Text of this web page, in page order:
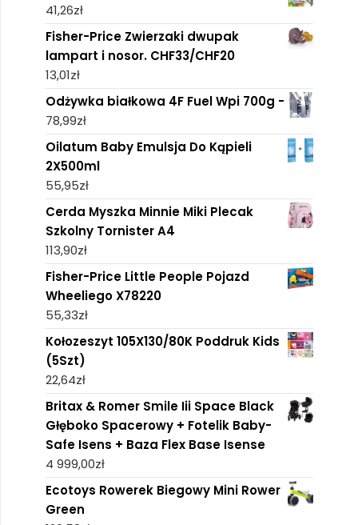
41,26zł
Fisher-Price Zwierzaki dwupak
lampart i nosor. CHF33/CHF20
13,01zł
Odżywka białkowa 4F Fuel Wpi 700g -
78,99zł
Oilatum Baby Emulsja Do Kąpieli
2X500ml
55,95zł
Cerda Myszka Minnie Miki Plecak
Szkolny Tornister A4
113,90zł
Fisher-Price Little People Pojazd
Wheeliego X78220
55,33zł
Kołozeszyt 105X130/80K Poddruk Kids
(5Szt)
22,64zł
Britax & Romer Smile Iii Space Black
Głęboko Spacerowy + Fotelik Baby-
Safe Isens + Baza Flex Base Isense
4 999,00zł
Ecotoys Rowerek Biegowy Mini Rower
Green